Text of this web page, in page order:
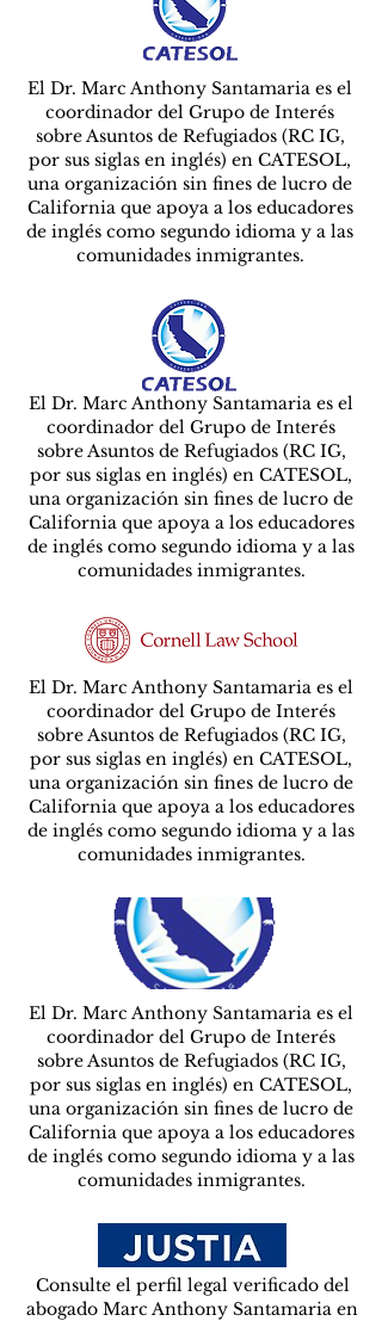
El Dr. Marc Anthony Santamaria es el
coordinador del Grupo de Interés
sobre Asuntos de Refugiados (RC IG,
por sus siglas en inglés) en CATESOL,
una organización sin fines de lucro de
California que apoya a los educadores
de inglés como segundo idioma y a las
comunidades inmigrantes.
El Dr. Marc Anthony Santamaria es el
coordinador del Grupo de Interés
sobre Asuntos de Refugiados (RC IG,
por sus siglas en inglés) en CATESOL,
una organización sin fines de lucro de
California que apoya a los educadores
de inglés como segundo idioma y a las
comunidades inmigrantes.
El Dr. Marc Anthony Santamaria es el
coordinador del Grupo de Interés
sobre Asuntos de Refugiados (RC IG,
por sus siglas en inglés) en CATESOL,
una organización sin fines de lucro de
California que apoya a los educadores
de inglés como segundo idioma y a las
comunidades inmigrantes.
El Dr. Marc Anthony Santamaria es el
coordinador del Grupo de Interés
sobre Asuntos de Refugiados (RC IG,
por sus siglas en inglés) en CATESOL,
una organización sin fines de lucro de
California que apoya a los educadores
de inglés como segundo idioma y a las
comunidades inmigrantes.
Consulte el perfil legal verificado del
abogado Marc Anthony Santamaria en